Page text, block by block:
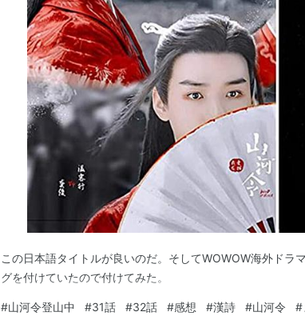
この日本語タイトルが良いのだ。そしてWOWOW海外ドラ
グを付けていたので付けてみた。
#山河令登山中 #31話 #32話 #感想 #漢詩 #山河令 #